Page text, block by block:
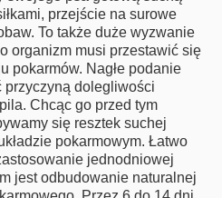
przejście na surowe
To także duże wyzwanie
organizm musi przestawić się
pokarmów. Nagłe podanie
przyczyną dolegliwości
Chcąc go przed tym
się resztek suchej
pokarmowym. Łatwo
jednodniowej
jest odbudowanie naturalnej